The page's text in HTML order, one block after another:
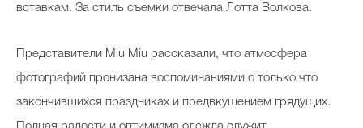
вставкам. За стиль съемки отвечала Лотта Волкова.
Представители Miu Miu рассказали, что атмосфера
фотографий пронизана воспоминаниями о только что
закончившихся праздниках и предвкушением грядущих.